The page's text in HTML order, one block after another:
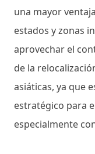
una mayor
estados y zonas
aprovechar el
de la
asiáticas, ya que
estratégico para
especialmente